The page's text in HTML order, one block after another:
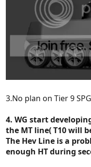
3.No plan on Tier 9 SPG
4. WG start
the MT line( T10 will
The Hev Line is a
enough HT during